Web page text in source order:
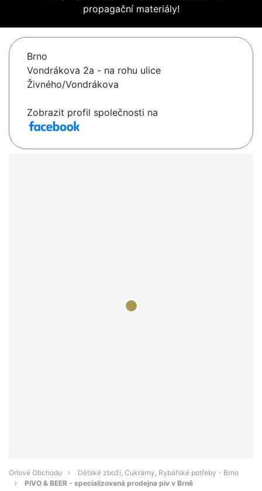
propagační materiály!
Brno
Vondrákova 2a - na rohu ulice
Živného/Vondrákova
Zobrazit profil společnosti na
Orlové Obchodu
Dětské zboží, Cukrárny, Rybářské potřeby - Brno
PIVO & BEER - specializovaná prodejna piv v Brně